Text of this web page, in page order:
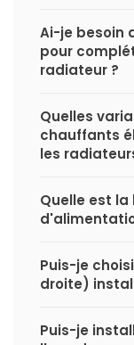
Ai-je besoin
pour
radiateur ?
Quelles
chauffants
les
Quelle est
Puis-je
droite)
Puis-je